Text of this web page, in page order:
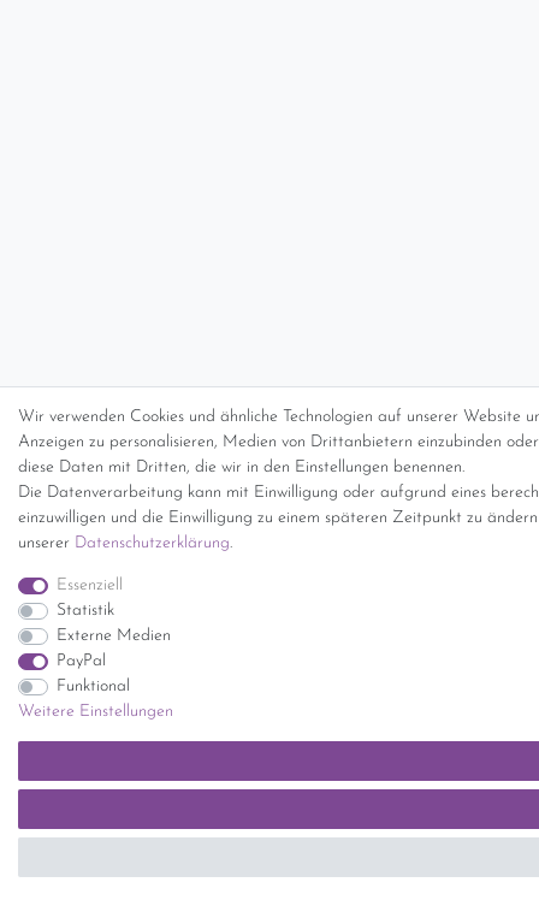
Wir verwenden Cookies und ähnliche Technologien auf unserer Website
Anzeigen zu personalisieren, Medien von Drittanbietern einzubinden
diese Daten mit Dritten, die wir in den Einstellungen benennen.
Die Datenverarbeitung kann mit Einwilligung oder aufgrund eines
einzuwilligen und die Einwilligung zu einem späteren Zeitpunkt zu
unserer Daten­schutz­erklärung.
Essenziell
Statistik
Externe Medien
PayPal
Funktional
Weitere Einstellungen
Informationen zur Echtheit der Bewertungen